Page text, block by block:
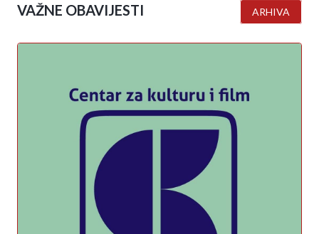
VAŽNE OBAVIJESTI ARHIVA